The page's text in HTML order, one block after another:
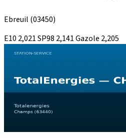
Ebreuil (03450)
E10 2,021SP98 2,141Gazole 2,205